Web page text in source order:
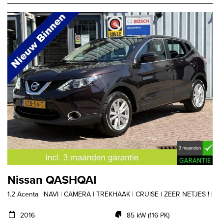
Nissan QASHQAI
1.2 Acenta | NAVI | CAMERA | TREKHAAK | CRUISE | ZEER NETJES ! |
2016
85 kW (116 PK)